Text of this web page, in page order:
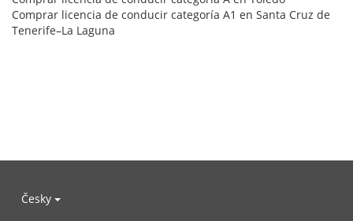
Comprar licencia de conducir categoría A1 en Santa Cruz de
Tenerife–La Laguna
Česky